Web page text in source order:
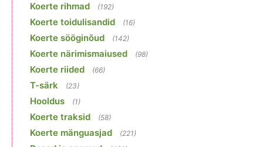
Koerte rihmad (192)
Koerte toidulisandid (16)
Koerte sööginõud (142)
Koerte närimismaiused (98)
Koerte riided (66)
T-särk (23)
Hooldus (1)
Koerte traksid (58)
Koerte mänguasjad (221)